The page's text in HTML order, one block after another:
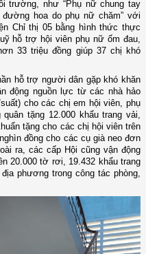
trường, như “Phụ nữ chung tay
hoa do phụ nữ chăm” với
Chỉ thị 05 bằng hình thức thực
hỗ trợ hội viên phụ nữ ốm đau,
33 triệu đồng giúp 37 chị khó
hỗ trợ người dân gặp khó khăn
động nguồn lực từ các nhà hảo
cho các chị em hội viên, phụ
tặng 12.000 khẩu trang vải,
tặng cho các chị hội viên trên
đồng cho các cụ già neo đơn
ra, các cấp Hội cũng vận động
20.000 tờ rơi, 19.432 khẩu trang
phương trong công tác phòng,